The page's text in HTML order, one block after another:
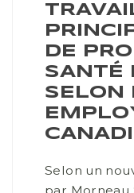
DE
SANTÉ
SELON
Selon un